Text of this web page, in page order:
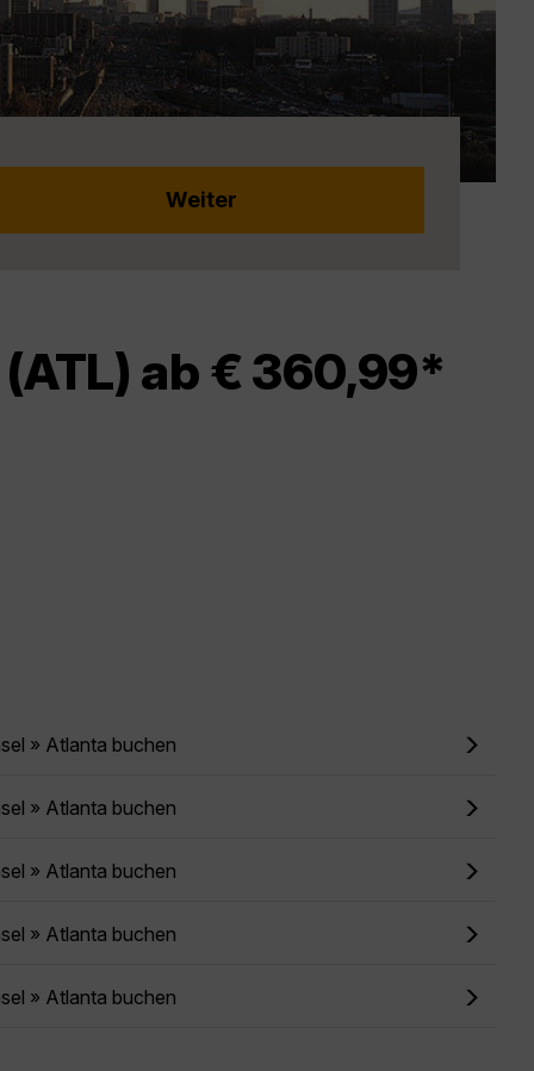
ab € 360,99*
» Atlanta buchen
» Atlanta buchen
» Atlanta buchen
» Atlanta buchen
» Atlanta buchen